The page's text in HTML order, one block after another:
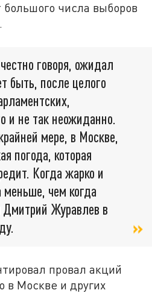
большого числа выборов
говоря, ожидал
быть, после целого
и не так неожиданно.
мере, в Москве,
погода, которая
Когда жарко и
меньше, чем когда
Журавлев в
провал акций
в Москве и других